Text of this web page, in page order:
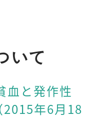
いて
血と発作性
年6月18